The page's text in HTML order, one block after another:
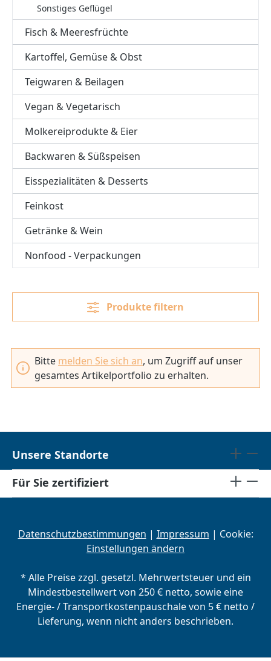
Sonstiges Geflügel
Fisch & Meeresfrüchte
Kartoffel, Gemüse & Obst
Teigwaren & Beilagen
Vegan & Vegetarisch
Molkereiprodukte & Eier
Backwaren & Süßspeisen
Eisspezialitäten & Desserts
Feinkost
Getränke & Wein
Nonfood - Verpackungen
Produkte filtern
Bitte melden Sie sich an, um Zugriff auf unser
gesamtes Artikelportfolio zu erhalten.
Unsere Standorte
Für Sie zertifiziert
Datenschutzbestimmungen | Impressum | Cookie:
Einstellungen ändern
* Alle Preise zzgl. gesetzl. Mehrwertsteuer und ein
Mindestbestellwert von 250 € netto, sowie eine
Energie- / Transportkostenpauschale von 5 € netto /
Lieferung, wenn nicht anders beschrieben.